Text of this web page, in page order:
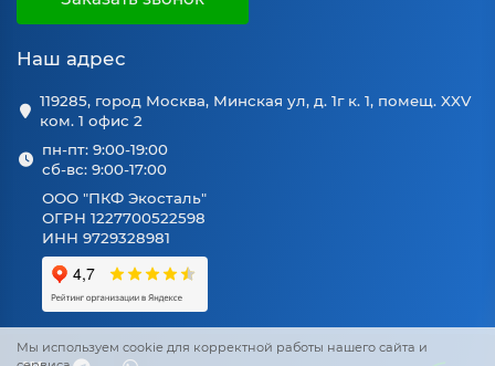
Мы используем cookie для корректной работы нашего сайта и
Наш адрес
119285, город Москва, Минская ул, д. 1г к. 1, помещ. XXV
ком. 1 офис 2
пн-пт: 9:00-19:00
сб-вс: 9:00-17:00
ООО "ПКФ Экосталь"
ОГРН 1227700522598
ИНН 9729328981